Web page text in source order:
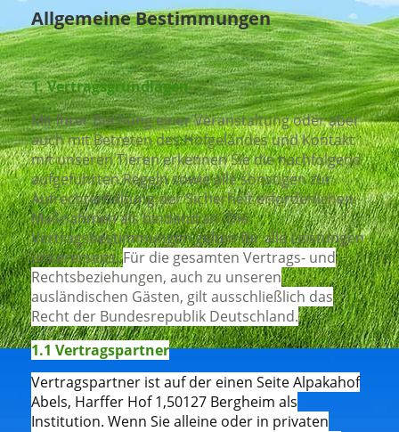
Allgemeine Bestimmungen
1.Vertragsgrundlagen
Mit Ihrer Buchung einer Veranstaltung oder aber
auch mit Betreten des Hofgeländes und Kontakt
mit unseren Tieren erkennen Sie die nachfolgend
aufgeführten Regeln sowie alle sonstigen zur
Aufrechterhaltung der Sicherheit erforderlichen
Maßnahmen als bindend an. Die
Vertragsbestimmungen gelten für alle Leistungen
unsererseits.Für die gesamten Vertrags- und
Rechtsbeziehungen, auch zu unseren
ausländischen Gästen, gilt ausschließlich das
Recht der Bundesrepublik Deutschland.
1.1 Vertragspartner
Vertragspartner ist auf der einen Seite Alpakahof
Abels, Harffer Hof 1,50127 Bergheim als
Institution. Wenn Sie alleine oder in privaten